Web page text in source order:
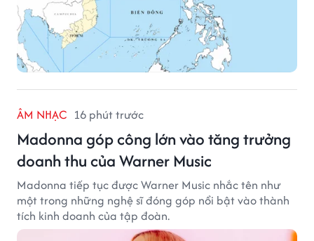
ÂM NHẠC 16 phút trước
Madonna góp công lớn vào tăng trưởng
doanh thu của Warner Music
Madonna tiếp tục được Warner Music nhắc tên như
một trong những nghệ sĩ đóng góp nổi bật vào thành
tích kinh doanh của tập đoàn.